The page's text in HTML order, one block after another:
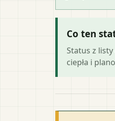
Co ten
Status z
ciepła i